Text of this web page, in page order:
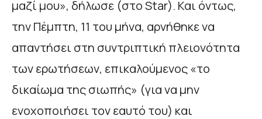
μαζί μου», δήλωσε (στο Star). Και όντως,
την Πέμπτη, 11 του μήνα, αρνήθηκε να
απαντήσει στη συντριπτική πλειονότητα
των ερωτήσεων, επικαλούμενος «το
δικαίωμα της σιωπής» (για να μην
ενοχοποιήσει τον εαυτό του) και